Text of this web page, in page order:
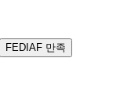
FEDIAF 만족